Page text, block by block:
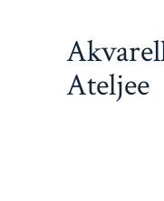
Ateljee